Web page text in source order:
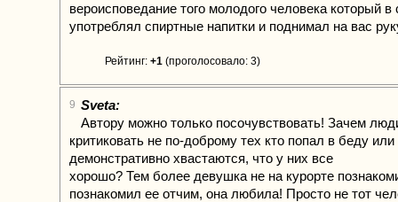
вероисповедание того молодого человека который в
употреблял спиртные напитки и поднимал на вас
Рейтинг: +1 (проголосовало: 3)
9 Sveta:
Автору можно только посочувствовать! Зачем
критиковать не по-доброму тех кто попал в беду или
демонстративно хвастаются, что у них все
хорошо? Тем более девушка не на курорте
познакомил ее отчим, она любила! Просто не тот